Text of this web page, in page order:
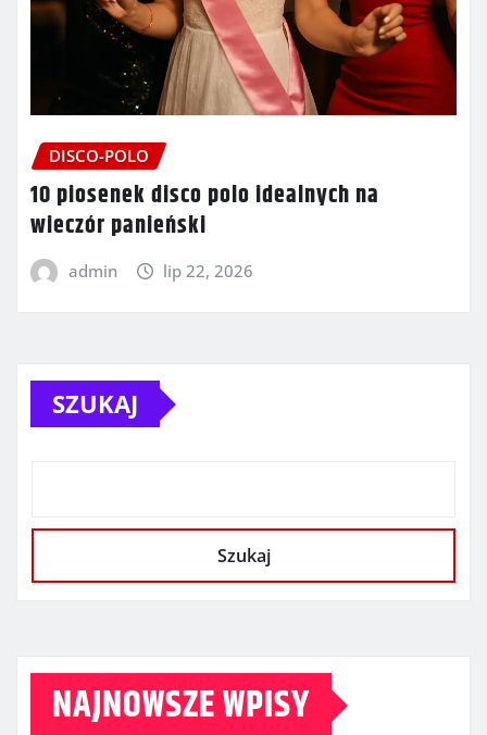
DISCO-POLO
10 piosenek disco polo idealnych na
wieczór panieński
admin lip 22, 2026
SZUKAJ
Szukaj
NAJNOWSZE WPISY